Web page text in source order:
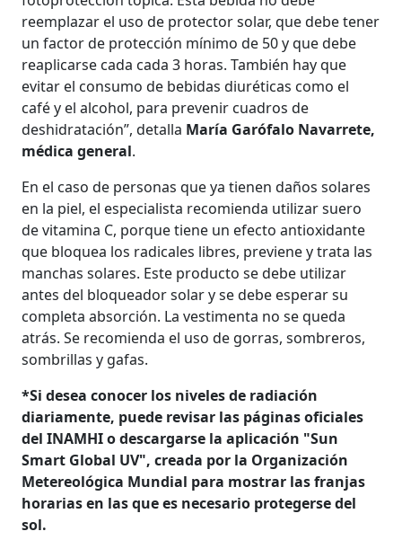
reemplazar el uso de protector solar, que debe tener
un factor de protección mínimo de 50 y que debe
reaplicarse cada cada 3 horas. También hay que
evitar el consumo de bebidas diuréticas como el
café y el alcohol, para prevenir cuadros de
deshidratación”, detalla María Garófalo Navarrete,
médica general.
En el caso de personas que ya tienen daños solares
en la piel, el especialista recomienda utilizar suero
de vitamina C, porque tiene un efecto antioxidante
que bloquea los radicales libres, previene y trata las
manchas solares. Este producto se debe utilizar
antes del bloqueador solar y se debe esperar su
completa absorción. La vestimenta no se queda
atrás. Se recomienda el uso de gorras, sombreros,
sombrillas y gafas.
*Si desea conocer los niveles de radiación
diariamente, puede revisar las páginas oficiales
del INAMHI o descargarse la aplicación "Sun
Smart Global UV", creada por la Organización
Metereológica Mundial para mostrar las franjas
horarias en las que es necesario protegerse del
sol.